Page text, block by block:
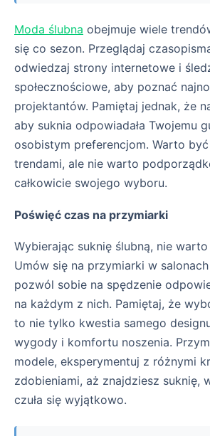
Moda ślubna obejmuje wiele
się co sezon. Przeglądaj
odwiedzaj strony internetowe i
społecznościowe, aby poznać
projektantów. Pamiętaj jednak, że
aby suknia odpowiadała Twojemu
osobistym preferencjom. Warto
trendami, ale nie warto
całkowicie swojego wyboru.
Poświęć czas na przymiarki
Wybierając suknię ślubną, nie
Umów się na przymiarki w
pozwól sobie na spędzenie
na każdym z nich. Pamiętaj, że
to nie tylko kwestia samego
wygody i komfortu noszenia.
modele, eksperymentuj z różnymi
zdobieniami, aż znajdziesz suknię,
czuła się wyjątkowo.